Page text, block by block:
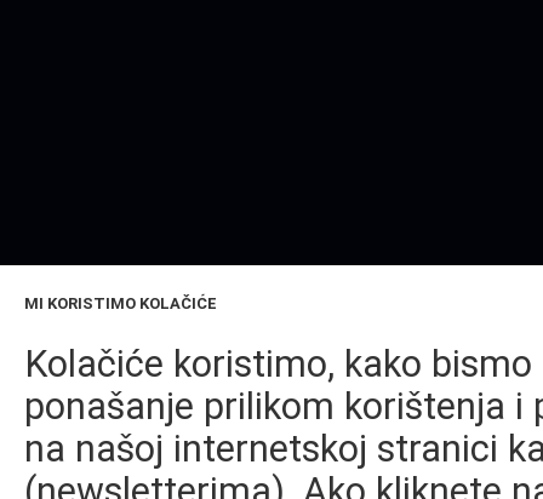
MI KORISTIMO KOLAČIĆE
Kolačiće koristimo, kako
ponašanje prilikom korištenja
na našoj internetskoj stranici